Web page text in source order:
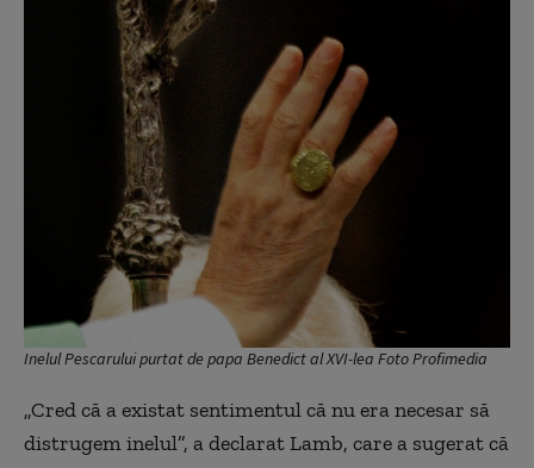
Inelul Pescarului purtat de papa Benedict al XVI-lea Foto Profimedia
„Cred că a existat sentimentul că nu era necesar să
distrugem inelul”, a declarat Lamb, care a sugerat că